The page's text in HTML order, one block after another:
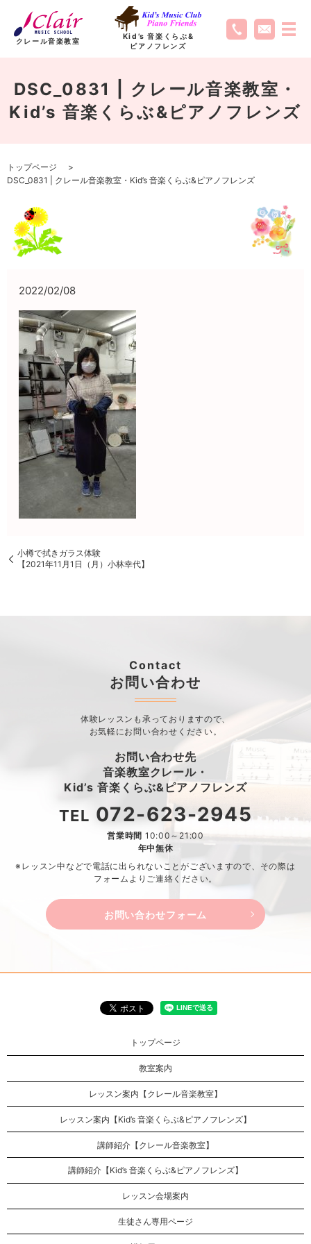
クレール音楽教室
Kid’s 音楽くらぶ&
ピアノフレンズ
DSC_0831 | クレール音楽教室・
Kid’s 音楽くらぶ&ピアノフレンズ
トップページ
DSC_0831 | クレール音楽教室・Kid’s 音楽くらぶ&ピアノフレンズ
2022/02/08
小樽で拭きガラス体験
【2021年11月1日（月）小林幸代】
Contact
お問い合わせ
体験レッスンも承っておりますので、
お気軽にお問い合わせください。
お問い合わせ先
音楽教室クレール・
Kid’s 音楽くらぶ&ピアノフレンズ
TEL 072-623-2945
営業時間 10:00～21:00
年中無休
※レッスン中などで電話に出られないことがございますので、 その際は
フォームよりご連絡ください。
お問い合わせフォーム
トップページ
教室案内
レッスン案内【クレール音楽教室】
レッスン案内【Kid’s 音楽くらぶ&ピアノフレンズ】
講師紹介【クレール音楽教室】
講師紹介【Kid’s 音楽くらぶ&ピアノフレンズ】
レッスン会場案内
生徒さん専用ページ